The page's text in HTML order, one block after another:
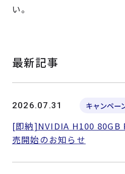
い。
最新記事
2026.07.31 キャンペー
[即納]NVIDIA H100 80GB
売開始のお知らせ